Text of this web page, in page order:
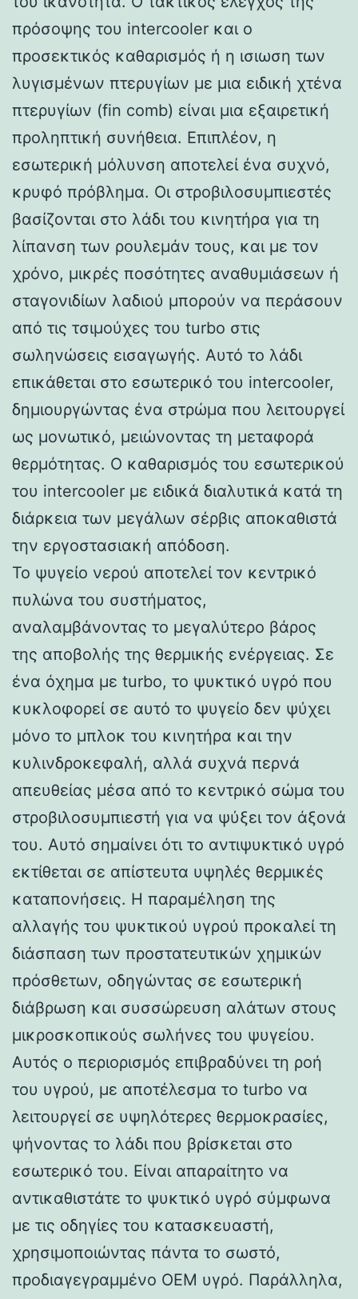
πρόσοψης του intercooler και ο
προσεκτικός καθαρισμός ή η ισιωση των
λυγισμένων πτερυγίων με μια ειδική χτένα
πτερυγίων (fin comb) είναι μια εξαιρετική
προληπτική συνήθεια. Επιπλέον, η
εσωτερική μόλυνση αποτελεί ένα συχνό,
κρυφό πρόβλημα. Οι στροβιλοσυμπιεστές
βασίζονται στο λάδι του κινητήρα για τη
λίπανση των ρουλεμάν τους, και με τον
χρόνο, μικρές ποσότητες αναθυμιάσεων ή
σταγονιδίων λαδιού μπορούν να περάσουν
από τις τσιμούχες του turbo στις
σωληνώσεις εισαγωγής. Αυτό το λάδι
επικάθεται στο εσωτερικό του intercooler,
δημιουργώντας ένα στρώμα που λειτουργεί
ως μονωτικό, μειώνοντας τη μεταφορά
θερμότητας. Ο καθαρισμός του εσωτερικού
του intercooler με ειδικά διαλυτικά κατά τη
διάρκεια των μεγάλων σέρβις αποκαθιστά
την εργοστασιακή απόδοση.
Το ψυγείο νερού αποτελεί τον κεντρικό
πυλώνα του συστήματος,
αναλαμβάνοντας το μεγαλύτερο βάρος
της αποβολής της θερμικής ενέργειας. Σε
ένα όχημα με turbo, το ψυκτικό υγρό που
κυκλοφορεί σε αυτό το ψυγείο δεν ψύχει
μόνο το μπλοκ του κινητήρα και την
κυλινδροκεφαλή, αλλά συχνά περνά
απευθείας μέσα από το κεντρικό σώμα του
στροβιλοσυμπιεστή για να ψύξει τον άξονά
του. Αυτό σημαίνει ότι το αντιψυκτικό υγρό
εκτίθεται σε απίστευτα υψηλές θερμικές
καταπονήσεις. Η παραμέληση της
αλλαγής του ψυκτικού υγρού προκαλεί τη
διάσπαση των προστατευτικών χημικών
πρόσθετων, οδηγώντας σε εσωτερική
διάβρωση και συσσώρευση αλάτων στους
μικροσκοπικούς σωλήνες του ψυγείου.
Αυτός ο περιορισμός επιβραδύνει τη ροή
του υγρού, με αποτέλεσμα το turbo να
λειτουργεί σε υψηλότερες θερμοκρασίες,
ψήνοντας το λάδι που βρίσκεται στο
εσωτερικό του. Είναι απαραίτητο να
αντικαθιστάτε το ψυκτικό υγρό σύμφωνα
με τις οδηγίες του κατασκευαστή,
χρησιμοποιώντας πάντα το σωστό,
προδιαγεγραμμένο OEM υγρό. Παράλληλα,